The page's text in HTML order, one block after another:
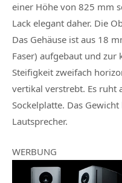
einer Höhe von 825 mm
Lack elegant daher. Die
Das Gehäuse ist aus 18
Faser) aufgebaut und zur
Steifigkeit zweifach
vertikal verstrebt. Es ruht
Sockelplatte. Das
Lautsprecher.
WERBUNG